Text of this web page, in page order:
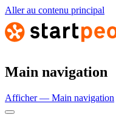
Aller au contenu principal
Main navigation
Afficher — Main navigation